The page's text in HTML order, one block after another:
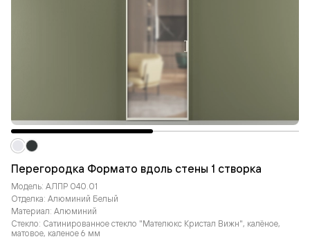
Перегородка Формато вдоль стены 1 створка
Модель: АЛПР 040.01
Отделка: Алюминий Белый
Материал: Алюминий
Стекло: Сатинированное стекло "Мателюкс Кристал Вижн", калёное,
матовое, каленое 6 мм